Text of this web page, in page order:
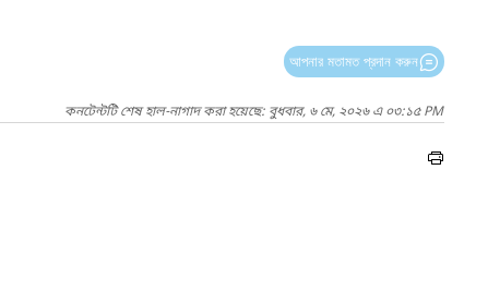
আপনার মতামত প্রদান করুন
কনটেন্টটি শেষ হাল-নাগাদ করা হয়েছে: বুধবার, ৬ মে, ২০২৬ এ ০৩:১৫ PM